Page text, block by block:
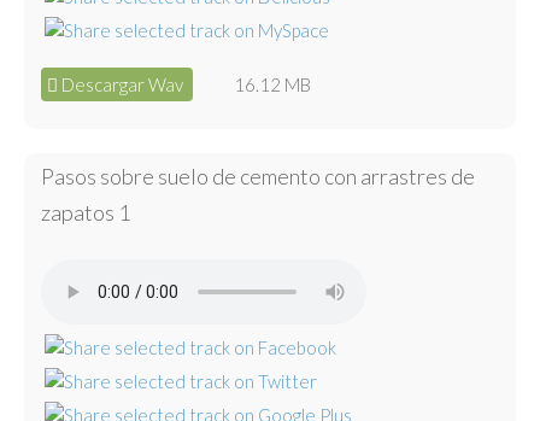
Descargar Wav 16.12 MB
Pasos sobre suelo de cemento con arrastres de
zapatos 1